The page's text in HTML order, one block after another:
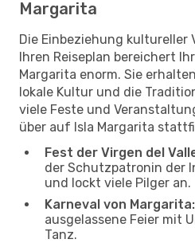
Margarita
Die Einbeziehung kultureller
Ihren Reiseplan bereichert
Margarita enorm. Sie
lokale Kultur und die
viele Feste und
über auf Isla Margarita
Fest der Virgen del
der Schutzpatronin der
und lockt viele Pilger an.
Karneval von Margarita:
ausgelassene Feier mit
Tanz.